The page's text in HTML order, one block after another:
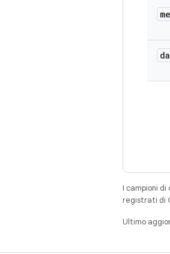
I campioni
registrati di
Ultimo